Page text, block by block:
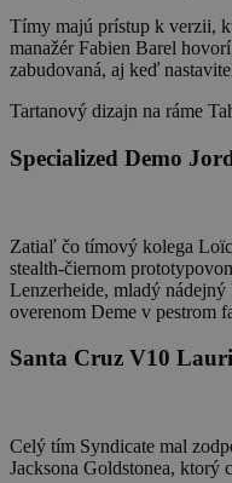
Tímy majú prístup k verzii,
manažér Fabien Barel
zabudovaná, aj keď
Tartanový dizajn na ráme
Specialized Demo
Zatiaľ čo tímový kolega
stealth-čiernom
Lenzerheide, mladý
overenom Deme v pestrom
Santa Cruz V10
Celý tím Syndicate mal
Jacksona Goldstonea, ktorý